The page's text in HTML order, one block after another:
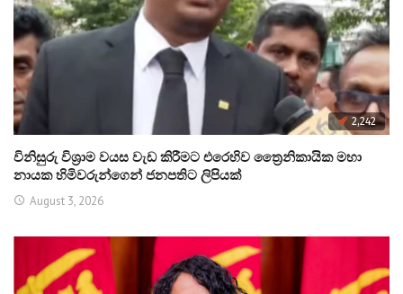
2,242
විනිසුරු විශ්‍රාම වයස වැඩ කිරීමට එරෙහිව ත්‍රෛනිකායික මහා
නායක හිමිවරුන්ගෙන් ජනපතිට ලිපියක්
August 3, 2026